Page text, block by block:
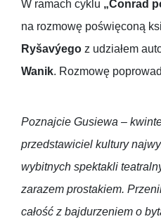
W ramach cyklu „Conrad
na rozmowę poświęconą
Ryšavýego z udziałem
Wanik. Rozmowę
Poznajcie Gusiewa –
przedstawiciel kultury
wybitnych spektakli
zarazem prostakiem.
całość z bajdurzeniem o